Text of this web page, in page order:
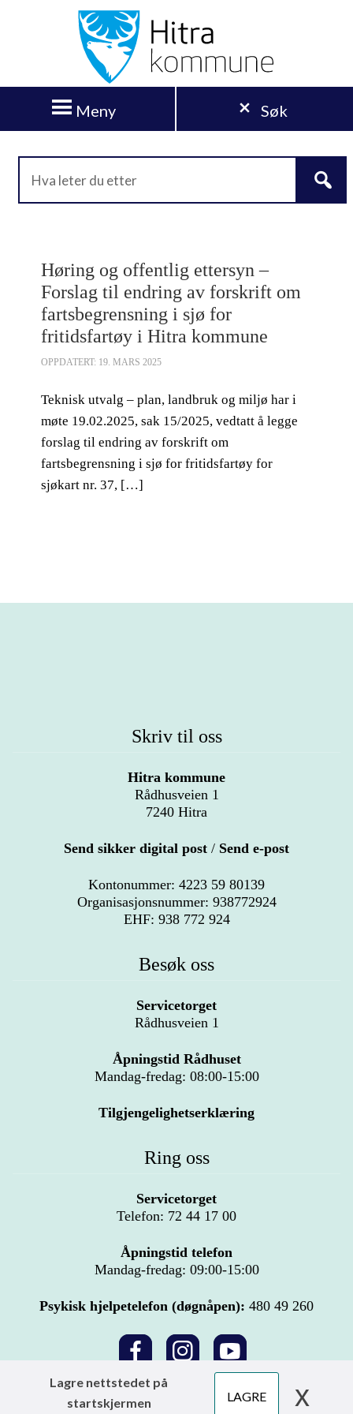
Meny Søk
Høring og offentlig ettersyn –
Forslag til endring av forskrift om
fartsbegrensning i sjø for
fritidsfartøy i Hitra kommune
OPPDATERT: 19. MARS 2025
Teknisk utvalg – plan, landbruk og miljø har i
møte 19.02.2025, sak 15/2025, vedtatt å legge
forslag til endring av forskrift om
fartsbegrensning i sjø for fritidsfartøy for
sjøkart nr. 37, […]
Skriv til oss
Hitra kommune
Rådhusveien 1
7240 Hitra
Send sikker digital post / Send e-post
Kontonummer: 4223 59 80139
Organisasjonsnummer: 938772924
EHF: 938 772 924
Besøk oss
Servicetorget
Rådhusveien 1
Åpningstid Rådhuset
Mandag-fredag: 08:00-15:00
Tilgjengelighetserklæring
Ring oss
Servicetorget
Telefon: 72 44 17 00
Åpningstid telefon
Mandag-fredag: 09:00-15:00
Psykisk hjelpetelefon (døgnåpen): 480 49 260
Copyright © 2026 Nettstedet eies av Hitra kommune.
Personvern og
Lagre nettstedet på
startskjermen
LAGRE x